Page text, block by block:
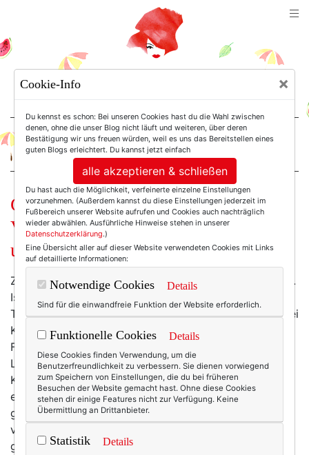
For Women. Not Girls.
Gelesen: “Für mich”.
Verwöhnrezepte für Körper, Geist
und Seele.
Zeit ist für mich ein knappes Gut, gelinde ausgedrückt.
Ist ja auch kein Wunder: Ich bin Unternehmerin:
Texterin, Kolumnistin, Bloggerin. Ich bin Mutter von drei
Kindern (und drei Katzen ;-)). Ehefrau.
Familienmanagerin, Mamataxi-Chaffeuse,
Latein-/Englisch-/Bio-Abfragerin. Ich bin Freundin.
Kollegin. Gemeinderätin. Vor fast 15 Jahren habe ich
ein
Netzwerkmit mittlerweile 1.000 Mitgliedern
gegründet, das ich verwalte und mitmoderiere. Ich bin
viel und gerne unterwegs. Und ja, ich lasse mich auch
gerne und leicht ablenken.
Cookie-Info ×
Du kennst es schon: Bei unseren Cookies hast du die Wahl zwischen
denen, ohne die unser Blog nicht läuft und weiteren, über deren
Bestätigung wir uns freuen würden, weil es uns das Bereitstellen eines
guten Blogs erleichtert. Du kannst jetzt einfach
alle akzeptieren & schließen
Du hast auch die Möglichkeit, verfeinerte einzelne Einstellungen
vorzunehmen. (Außerdem kannst du diese Einstellungen jederzeit im
Fußbereich unserer Website aufrufen und Cookies auch nachträglich
wieder abwählen. Ausführliche Hinweise stehen in unserer
Datenschutzerklärung.)
Eine Übersicht aller auf dieser Website verwendeten Cookies mit Links
auf detaillierte Informationen:
Notwendige Cookies Details
Sind für die einwandfreie Funktion der Website erforderlich.
Funktionelle Cookies Details
Diese Cookies finden Verwendung, um die
Benutzerfreundlichkeit zu verbessern. Sie dienen vorwiegend
zum Speichern von Einstellungen, die du bei früheren
Besuchen der Website gemacht hast. Ohne diese Cookies
stehen dir einige Features nicht zur Verfügung. Keine
Übermittlung an Drittanbieter.
Statistik Details